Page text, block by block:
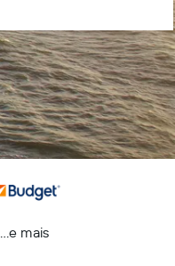
...e mais